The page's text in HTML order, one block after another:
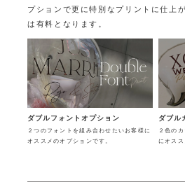
プションで更に特別なプリントに仕上
は有料となります。
ダブルフォントオプション
２つのフォントを組み合わせたいお客様に
オススメのオプションです。
ダブル
２色の
にオスス